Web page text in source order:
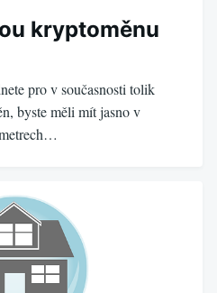
kryptoměnu
pro v současnosti tolik
byste měli mít jasno v